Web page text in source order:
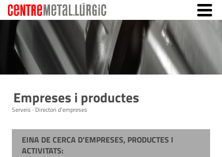
Empreses i productes
Serveis · Directori d'empreses
EINA DE CERCA D'EMPRESES, PRODUCTES I
ACTIVITATS: